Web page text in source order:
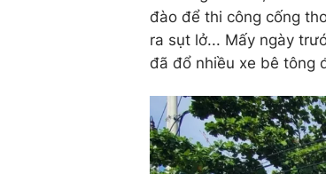
đào để thi công cống
ra sụt lở... Mấy ngày
đã đổ nhiều xe bê tông